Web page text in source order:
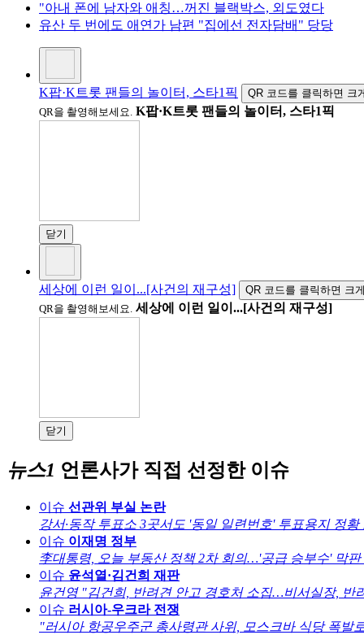
"아내 폰에 남자와 애칭…꺼진 블랙박스, 외도였다
유산 두 번에도 애연가 남편 "집에선 전자담배" 당당
K팝·K트롯 팬들의 놀이터, 스타1픽
QR 코드를 클릭하면 크
QR을 촬영해보세요. K팝·K트롯 팬들의 놀이터, 스타1픽
닫기
세상에 이런 일이...[사건의 재구성]
QR 코드를 클릭하면 크
QR을 촬영해보세요. 세상에 이런 일이...[사건의 재구성]
닫기
뉴스1 언론사가 직접 선정한 이슈
이슈 선관위 부실 논란
강서·동작 투표소 3곳서도 '동일 일련번호' 투표용지 정황
이슈 이재명 정부
李대통령, 오늘 부동산 정책 2차 회의…'공급 승부수' 막판
이슈 윤석열·김건희 재판
윤건영 "김건희, 반려견 안고 경호처 소집…비서실장, 반
이슈 러시아-우크라 전쟁
"러시아 항공우주군 총사령관 사위, 모스크바 식당 폭발